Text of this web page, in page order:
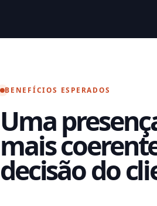
BENEFÍCIOS ESPERADOS
Uma
mais
decisão do